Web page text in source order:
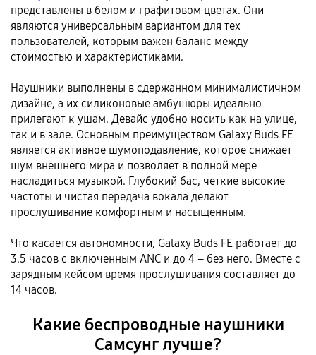
представлены в белом и графитовом цветах. Они
являются универсальным вариантом для тех
пользователей, которым важен баланс между
стоимостью и характеристиками.
Наушники выполнены в сдержанном минималистичном
дизайне, а их силиконовые амбушюры идеально
прилегают к ушам. Девайс удобно носить как на улице,
так и в зале. Основным преимуществом Galaxy Buds FE
является активное шумоподавление, которое снижает
шум внешнего мира и позволяет в полной мере
насладиться музыкой. Глубокий бас, четкие высокие
частоты и чистая передача вокала делают
прослушивание комфортным и насыщенным.
Что касается автономности, Galaxy Buds FE работает до
3.5 часов с включенным ANC и до 4 – без него. Вместе с
зарядным кейсом время прослушивания составляет до
14 часов.
Какие беспроводные наушники
Самсунг лучше?